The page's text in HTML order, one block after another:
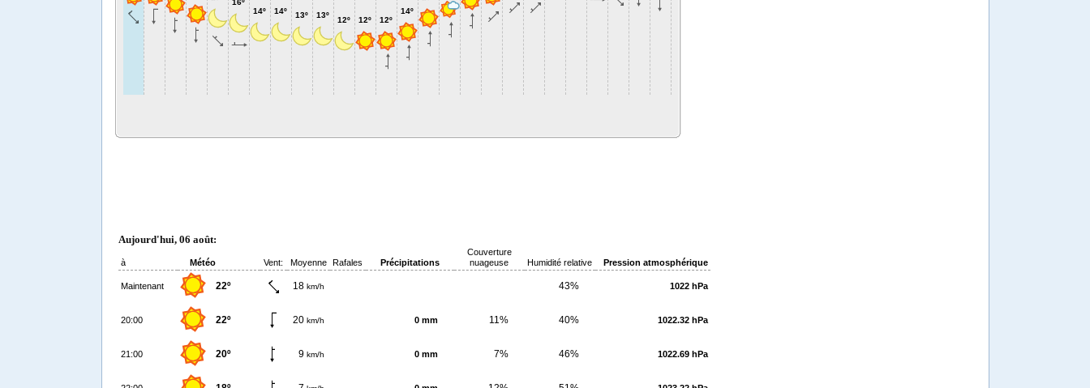
14º 14º 13º 13º
12º 12º 12º
14º
Aujourd'hui, 06 août:
à Météo Vent: Moyenne Rafales Précipitations
Couverture
nuageuse
Humidité relative Pression atmosphérique
Maintenant 22º 18 km/h 43% 1022 hPa
20:00 22º 20 km/h 0 mm 11% 40% 1022.32 hPa
21:00 20º 9 km/h 0 mm 7% 46% 1022.69 hPa